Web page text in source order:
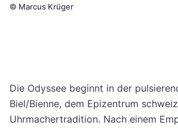
© Marcus Krüger
Die Odyssee beginnt in der
Biel/Bienne, dem Epizentrum
Uhrmachertradition. Nach einem